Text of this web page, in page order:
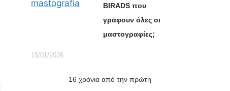
BIRADS που
γράφουν όλες οι
μαστογραφίες;
15/01/2026
16 χρόνια από την πρώτη